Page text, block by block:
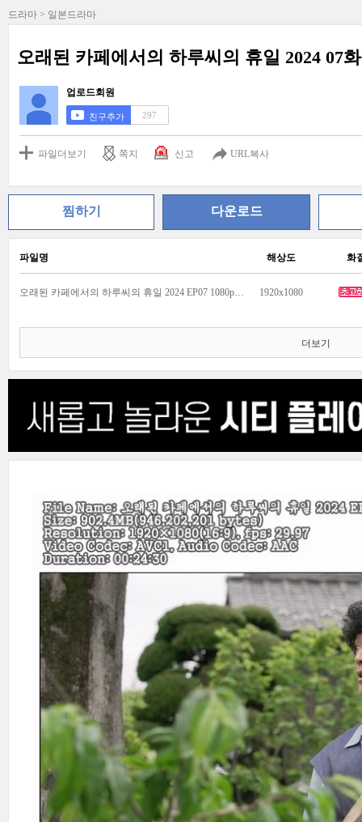
드라마 > 일본드라마
오래된 카페에서의 하루씨의 휴일 2024 07
업로드회원
친구추가 297
파일더보기 쪽지 신고 URL복사
찜하기 다운로드
파일명 해상도 화
오래된 카페에서의 하루씨의 휴일 2024 EP07 1080p HDTV x264 AAC.mkv 1920x1080
더보기